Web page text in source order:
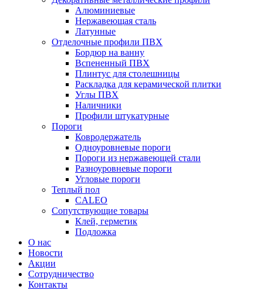
Алюминиевые
Нержавеющая сталь
Латунные
Отделочные профили ПВХ
Бордюр на ванну
Вспененный ПВХ
Плинтус для столешницы
Раскладка для керамической плитки
Углы ПВХ
Наличники
Профили штукатурные
Пороги
Ковродержатель
Одноуровневые пороги
Пороги из нержавеющей стали
Разноуровневые пороги
Угловые пороги
Теплый пол
CALEO
Сопутствующие товары
Клей, герметик
Подложка
О нас
Новости
Акции
Сотрудничество
Контакты